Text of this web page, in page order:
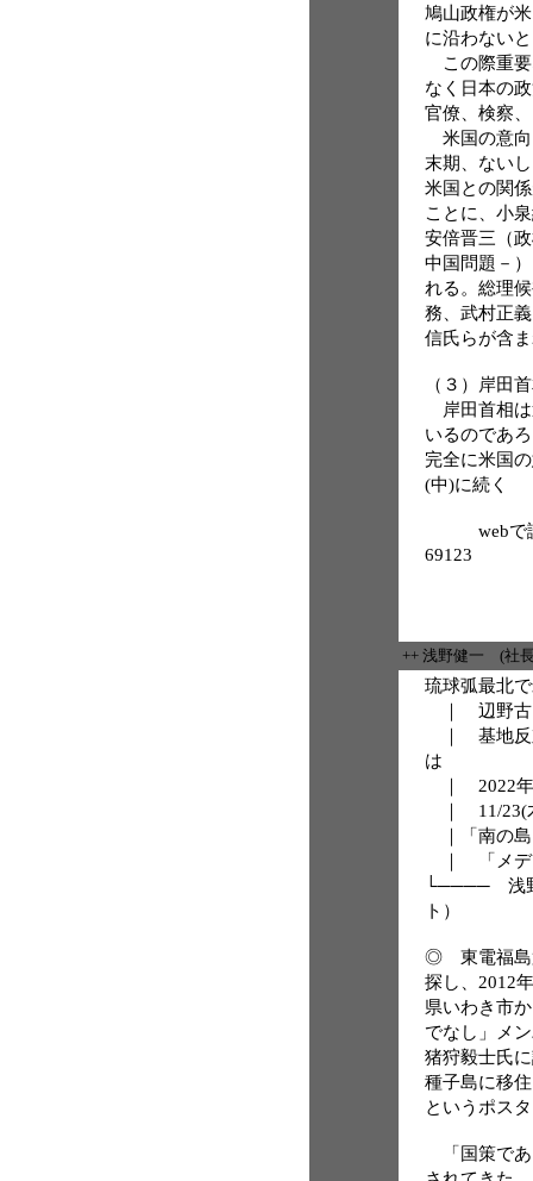
鳩山政権が
に沿わない
この際重要
なく日本の
官僚、検察
米国の意向
末期、ない
米国との関
ことに、小
安倍晋三（
中国問題－
れる。総理
務、武村正
信氏らが含
（３）岸田
岸田首相は
いるのであ
完全に米国
(中)に続く
webで読
69123
++ 浅野健一 (社
琉球弧最北
｜ 辺野古
｜ 基地反
は
｜ 2022年
｜ 11/23(
｜「南の島
｜ 「メデ
└──── 浅野
ト）
◎ 東電福島
探し、2012
県いわき市
でなし」メ
猪狩毅士氏
種子島に移
というポス
「国策であ